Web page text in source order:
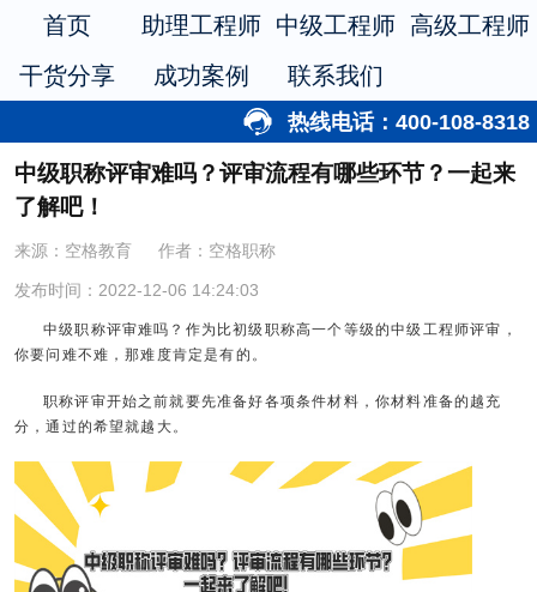
首页 助理工程师 中级工程师 高级工程师
干货分享
成功案例 联系我们
热线电话：400-108-8318
中级职称评审难吗？评审流程有哪些环节？一起来
了解吧！
来源：空格教育 作者：空格职称
发布时间：2022-12-06 14:24:03
中级职称评审难吗？作为比初级职称高一个等级的中级工程师评审，
你要问难不难，那难度肯定是有的。
职称评审开始之前就要先准备好各项条件材料，你材料准备的越充
分，通过的希望就越大。